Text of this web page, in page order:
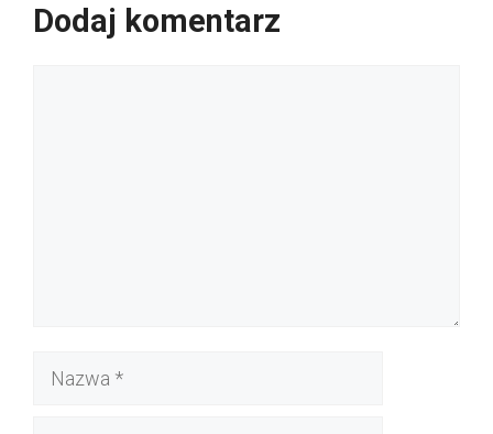
Dodaj komentarz
Nazwa